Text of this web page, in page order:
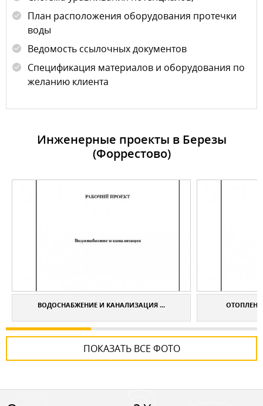
План расположения оборудования протечки
воды
Ведомость ссылочных документов
Спецификация материалов и оборудования по
желанию клиента
Инженерные проекты в Березы
(Форрестово)
ВОДОСНАБЖЕНИЕ И КАНАЛИЗАЦИЯ ...
ПОКАЗАТЬ ВСЕ ФОТО